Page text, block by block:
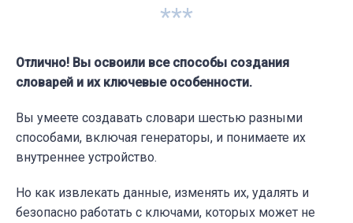
***
Отлично! Вы освоили все способы создания
словарей и их ключевые особенности.
Вы умеете создавать словари шестью разными
способами, включая генераторы, и понимаете их
внутреннее устройство.
Но как извлекать данные, изменять их, удалять и
безопасно работать с ключами, которых может не